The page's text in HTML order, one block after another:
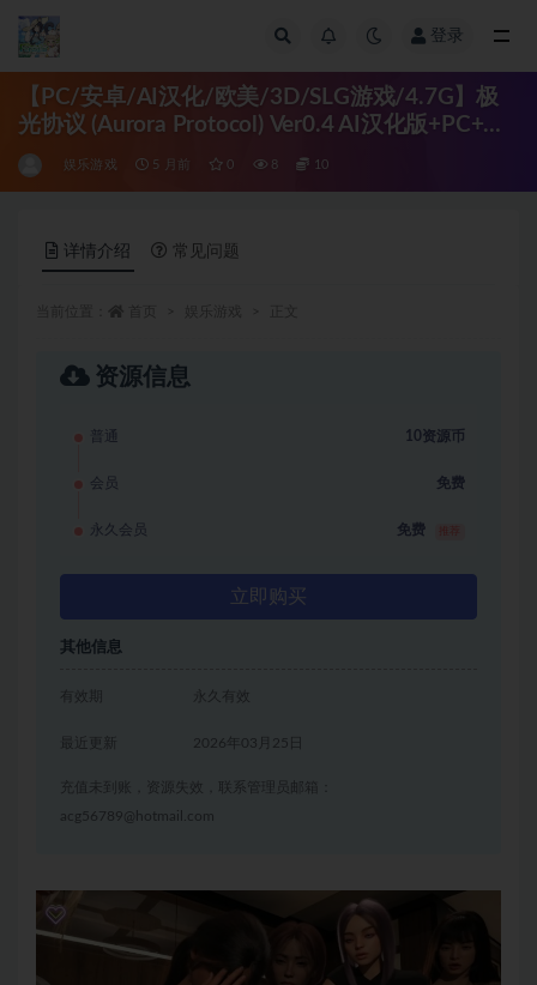
登录
【PC/安卓/AI汉化/欧美/3D/SLG游戏/4.7G】极
光协议 (Aurora Protocol) Ver0.4 AI汉化版+PC+安
卓+欧美3DSLG游戏+4.7G
娱乐游戏 5 月前 0 8 10
详情介绍 常见问题
资源信息
普通 10资源币
会员 免费
永久会员 免费
立即购买
其他信息
有效期 永久有效
2026年03月25日
充值未到账，资源失效，联系管理员邮箱：
acg56789@hotmail.com